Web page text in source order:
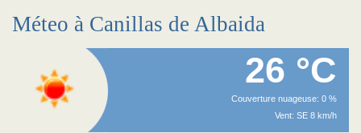
Méteo à Canillas de Albaida
26 °C
Couverture nuageuse: 0 %
Vent: SE 8 km/h